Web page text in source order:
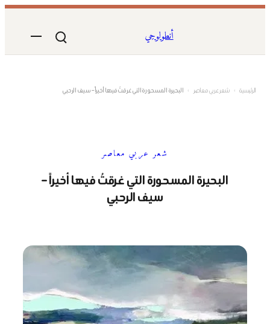
المحتوى
أنطولوجي
الرئيسية › شعر عربي معاصر › البحيرة المسحورة التي غرقتُ فيها أخيراً – سيف الرحبي
شعر عربي معاصر
البحيرة المسحورة التي غرقتُ فيها أخيراً –
سيف الرحبي